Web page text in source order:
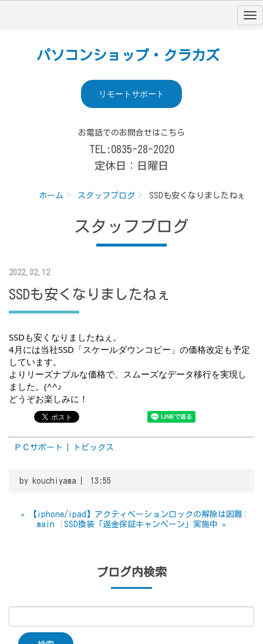
パソコンショップ・クラカズ
リモートサポート
お電話でのお問合せはこちら
TEL:0835-28-2020
定休日：日曜日
ホーム スタッフブログ SSDも安くなりましたねぇ
スタッフブログ
2022.02.12
SSDも安くなりましたねぇ
SSDも安くなりましたねぇ。
4月には当社SSD「スケールダウンコピー」の価格改定も予定
しています。
よりリーズナブルな価格で、スムーズなデータ移行を実現し
ました。(^^♪
どうぞお楽しみに！
ＰＣサポート トピックス
by kouchiyama 13:55
«
【iphone/ipad】アクティベーションロックの解除は困難
main
SSD換装「返金保証キャンペーン」実施中 »
ブログ内検索